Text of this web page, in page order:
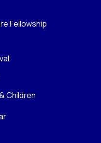
Fellowship
Children